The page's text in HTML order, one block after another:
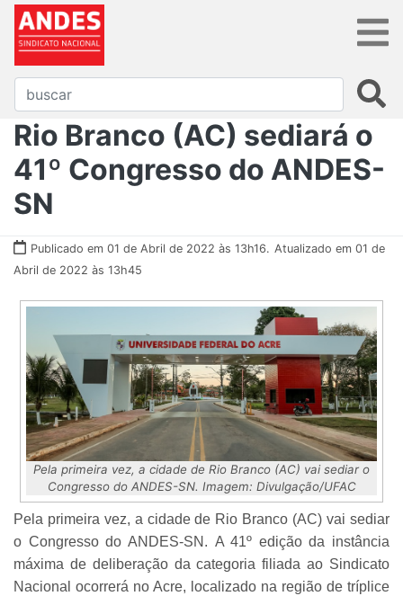
Rio Branco (AC) sediará o
41º Congresso do ANDES-
SN
Publicado em 01 de Abril de 2022 às 13h16. Atualizado em 01 de
Abril de 2022 às 13h45
Pela primeira vez, a cidade de Rio Branco (AC) vai sediar o
Congresso do ANDES-SN. Imagem: Divulgação/UFAC
Pela primeira vez, a cidade de Rio Branco (AC) vai sediar
o Congresso do ANDES-SN. A 41º edição da instância
máxima de deliberação da categoria filiada ao Sindicato
Nacional ocorrerá no Acre, localizado na região de tríplice